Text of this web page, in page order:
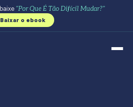
baixe "Por Que É Tão Difícil Mudar?"
Baixar o ebook